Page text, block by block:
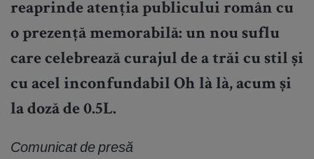
reaprinde atenția publicului român cu
o prezență memorabilă: un nou suflu
care celebrează curajul de a trăi cu stil și
cu acel inconfundabil Oh là là, acum și
la doză de 0.5L.
Comunicat de presă